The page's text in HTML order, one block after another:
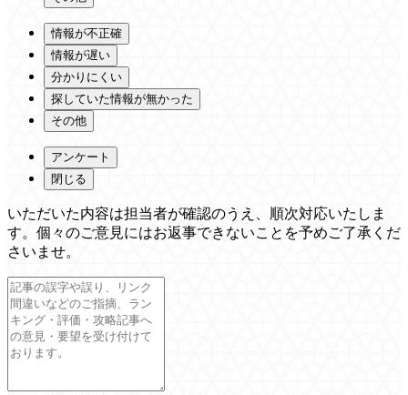
情報が不正確
情報が遅い
分かりにくい
探していた情報が無かった
その他
アンケート
閉じる
いただいた内容は担当者が確認のうえ、順次対応いたしま
す。個々のご意見にはお返事できないことを予めご了承くだ
さいませ。